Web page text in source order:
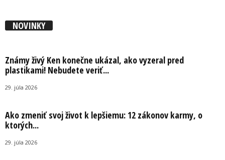
NOVINKY
Známy živý Ken konečne ukázal, ako vyzeral pred
plastikami! Nebudete veriť...
29. júla 2026
Ako zmeniť svoj život k lepšiemu: 12 zákonov karmy, o
ktorých...
29. júla 2026